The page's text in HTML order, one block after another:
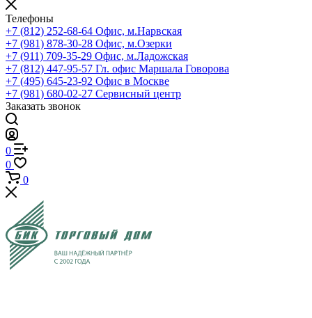
Телефоны
+7 (812) 252-68-64 Офис, м.Нарвская
+7 (981) 878-30-28 Офис, м.Озерки
+7 (911) 709-35-29 Офис, м.Ладожская
+7 (812) 447-95-57 Гл. офис Маршала Говорова
+7 (495) 645-23-92 Офис в Москве
+7 (981) 680-02-27 Сервисный центр
Заказать звонок
0
0
0